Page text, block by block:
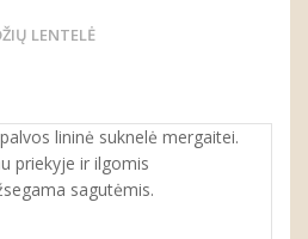
LENTELĖ
lininė suknelė mergaitei.
priekyje ir ilgomis
sagutėmis.